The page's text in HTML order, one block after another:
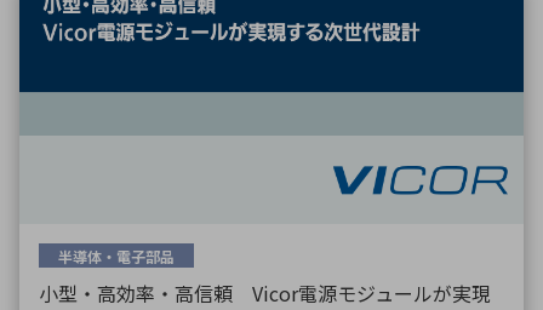
半導体・電子部品
小型・高効率・高信頼 Vicor電源モジュールが実現